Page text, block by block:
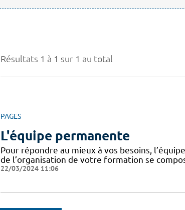
Résultats 1 à 1 sur 1 au total
PAGES
L'équipe permanente
Pour répondre au mieux à vos besoins,
de l’organisation de votre formation se
22/03/2024 11:06